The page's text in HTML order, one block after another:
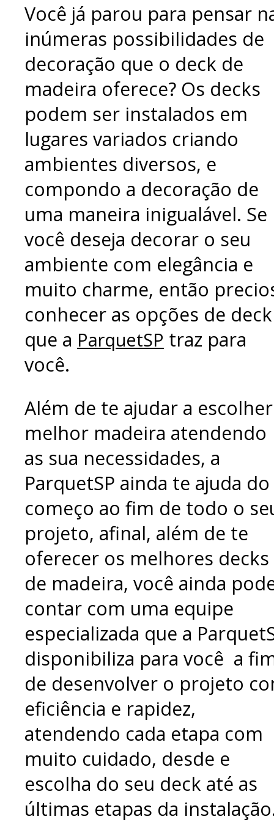
Você já parou para pensar
inúmeras possibilidades de
decoração que o deck de
madeira oferece? Os decks
podem ser instalados em
lugares variados criando
ambientes diversos, e
compondo a decoração de
uma maneira inigualável. Se
você deseja decorar o seu
ambiente com elegância e
muito charme, então
conhecer as opções de deck
que a ParquetSP traz para
você.
Além de te ajudar a
melhor madeira atendendo
as sua necessidades, a
ParquetSP ainda te ajuda do
começo ao fim de todo o
projeto, afinal, além de te
oferecer os melhores decks
de madeira, você ainda
contar com uma equipe
especializada que a
disponibiliza para você a
de desenvolver o projeto
eficiência e rapidez,
atendendo cada etapa com
muito cuidado, desde e
escolha do seu deck até as
últimas etapas da